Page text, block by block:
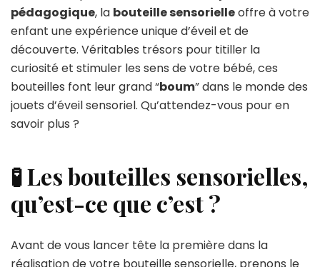
pédagogique, la bouteille sensorielleoffre à votre
enfant une expérience unique d’éveil et de
découverte. Véritables trésors pour titiller la
curiosité et stimuler les sens de votre bébé, ces
bouteilles font leur grand “boum” dans le monde des
jouets d’éveil sensoriel. Qu’attendez-vous pour en
savoir plus ?
🧪 Les bouteilles sensorielles,
qu’est-ce que c’est ?
Avant de vous lancer tête la première dans la